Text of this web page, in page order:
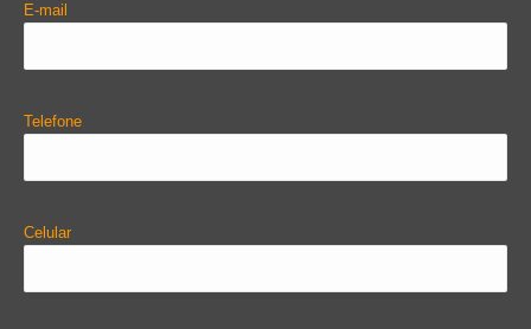
E-mail
Telefone
Celular